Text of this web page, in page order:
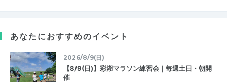
あなたにおすすめのイベント
2026/8/9(日)
【8/9(日)】彩湖マラソン練習会｜毎週土日・朝開
催